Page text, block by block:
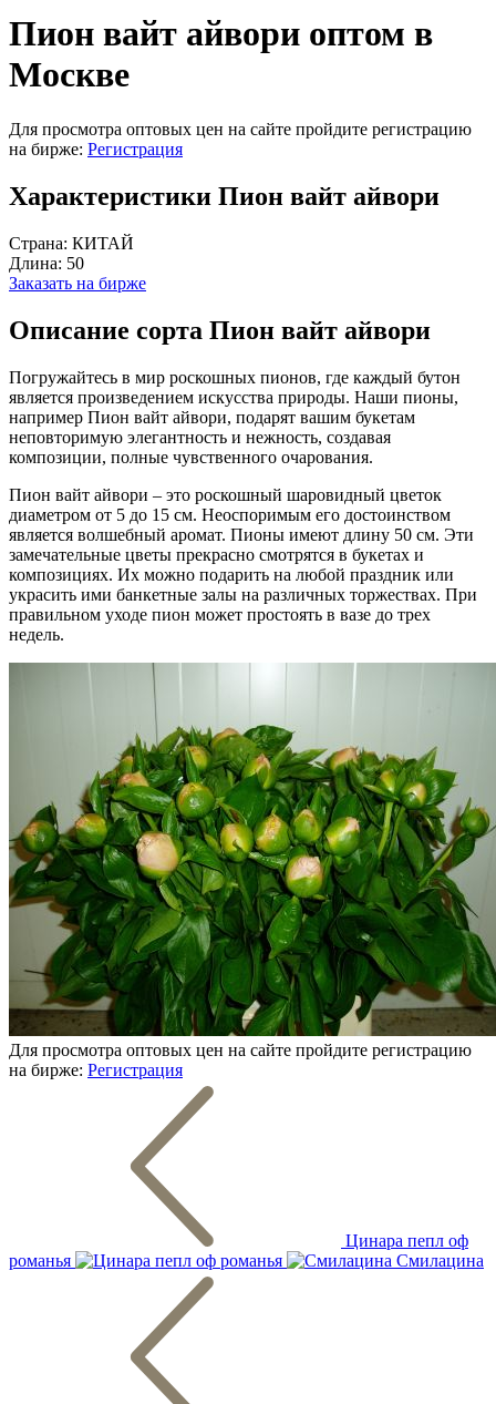
Пион вайт айвори оптом в
Москве
Для просмотра оптовых цен на сайте пройдите регистрацию
на бирже: Регистрация
Характеристики Пион вайт айвори
Страна: КИТАЙ
Длина: 50
Заказать на бирже
Описание сорта Пион вайт айвори
Погружайтесь в мир роскошных пионов, где каждый бутон
является произведением искусства природы. Наши пионы,
например Пион вайт айвори, подарят вашим букетам
неповторимую элегантность и нежность, создавая
композиции, полные чувственного очарования.
Пион вайт айвори – это роскошный шаровидный цветок
диаметром от 5 до 15 см. Неоспоримым его достоинством
является волшебный аромат. Пионы имеют длину 50 см. Эти
замечательные цветы прекрасно смотрятся в букетах и
композициях. Их можно подарить на любой праздник или
украсить ими банкетные залы на различных торжествах. При
правильном уходе пион может простоять в вазе до трех
недель.
Для просмотра оптовых цен на сайте пройдите регистрацию
на бирже: Регистрация
Цинара пепл оф
романья
Смилацина